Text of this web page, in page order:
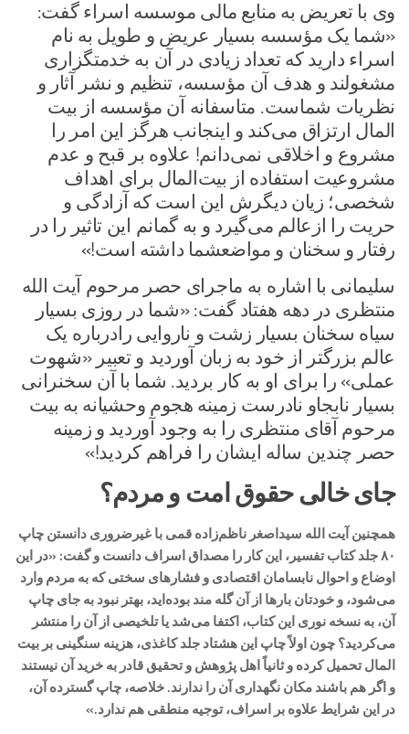
وی با تعریض به منابع مالی موسسه اسراء گفت:
«شما یک مؤسسه بسیار عریض و طویل به نام
اسراء دارید که تعداد زیادی در آن به خدمتگزاری
مشغولند و هدف آن مؤسسه، تنظیم و نشر آثار و
نظریات شماست. متاسفانه آن مؤسسه از بیت
المال ارتزاق می‌کند و اینجانب هرگز این امر را
مشروع و اخلاقی نمی‌دانم! علاوه بر قبح و عدم
مشروعیت استفاده از بیت‌المال برای اهداف
شخصی؛ زیان دیگرش این است که آزادگی و
حریت را ازعالم می‌گیرد و به گمانم این تاثیر را در
رفتار و سخنان و مواضعشما داشته است!»
سلیمانی با اشاره به ماجرای حصر مرحوم آیت الله
منتظری در دهه هفتاد گفت: «شما در روزی بسیار
سیاه سخنان بسیار زشت و ناروایی رادرباره یک
عالم بزرگتر از خود به زبان آوردید و تعبیر «شهوت
عملی» را برای او به کار بردید. شما با آن سخنرانی
بسیار نابجاو نادرست زمینه هجوم وحشیانه به بیت
مرحوم آقای منتظری را به وجود آوردید و زمینه
حصر چندین ساله ایشان را فراهم کردید!»
جای خالی حقوق امت و مردم؟
همچنین آیت الله سیداصغر ناظم‌زاده قمی با غیرضروری دانستن چاپ
۸۰ جلد کتاب تفسیر، این کار را مصداق اسراف دانست و گفت: «در این
اوضاع و احوال نابسامان اقتصادی و فشارهای سختی که به مردم وارد
می‌شود، و خودتان بارها از آن گله مند بوده‌اید، بهتر نبود به جای چاپ
آن، به نسخه نوری این کتاب، اکتفا می‌‌شد یا تلخیصی از آن را منتشر
می‌کردید؟ چون اولاً چاپ این هشتاد جلد کاغذی، هزینه سنگینی بر بیت
المال تحمیل کرده و ثانیاً اهل پژوهش و تحقیق قادر به خرید آن نیستند
و اگر هم باشند مکان نگهداری آن را ندارند. خلاصه، چاپ گسترده آن،
در این شرایط علاوه بر اسراف، توجیه منطقی هم ندارد.»